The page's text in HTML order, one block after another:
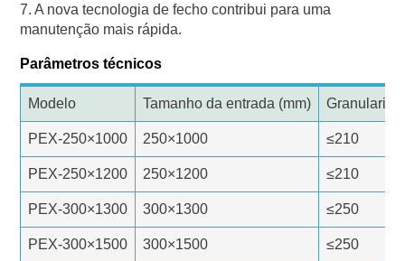
7. A nova tecnologia de fecho contribui para uma
manutenção mais rápida.
Parâmetros técnicos
Modelo Tamanho da entrada (mm)
PEX-250×1000 250×1000 ≤210
PEX-250×1200 250×1200 ≤210
PEX-300×1300 300×1300 ≤250
PEX-300×1500 300×1500 ≤250